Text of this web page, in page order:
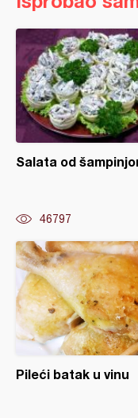
Salata od
46797
Pileći batak u vinu